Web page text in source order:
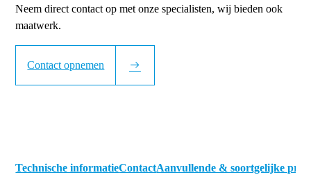
Neem direct contact op met onze specialisten, wij bieden ook
maatwerk.
Contact opnemen
Technische informatieContactAanvullende & soortgelijke